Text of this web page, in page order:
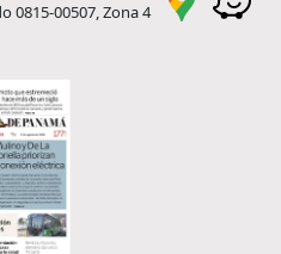
0815-00507, Zona 4